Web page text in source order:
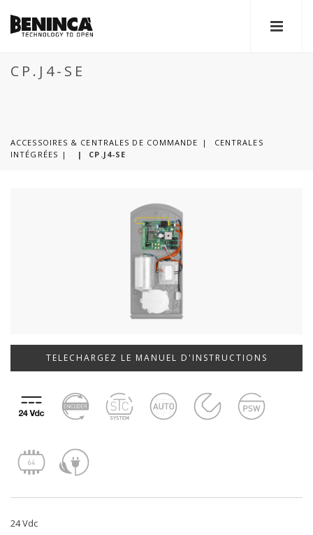
CP.J4-SE
ACCESSOIRES & CENTRALES DE COMMANDE
CENTRALES
INTÉGRÉES
| CP.J4-SE
TELECHARGEZ LE MANUEL D'INSTRUCTIONS
24 Vdc